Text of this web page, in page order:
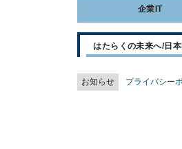
企業IT
はたらくの未来へ/日
お知らせ プライバシー